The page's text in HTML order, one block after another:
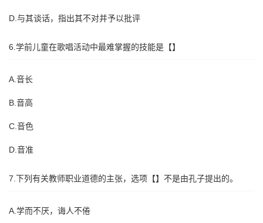
D.与其谈话，指出其不对并予以批评
6.学前儿童在歌唱活动中最难掌握的技能是【】
A.音长
B.音高
C.音色
D.音准
7.下列有关教师职业道德的主张，选项【】不是由孔子提出的。
A.学而不厌，诲人不倦